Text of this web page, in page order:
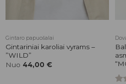
Gintaro papuošalai
Gintariniai karoliai vyrams –
”WILD”
Nuo 44,00 €